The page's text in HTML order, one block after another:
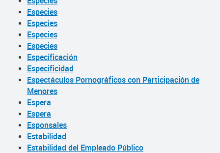
Especies
Especies
Especies
Especies
Especificación
Especificidad
Espectáculos Pornográficos con Participación de
Menores
Espera
Espera
Esponsales
Estabilidad
Estabilidad del Empleado Público